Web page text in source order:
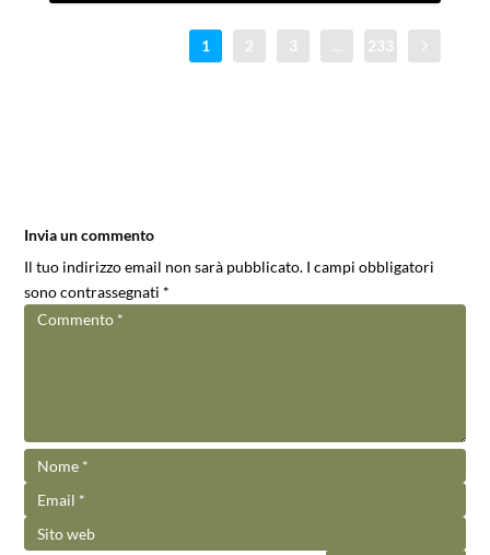
1 2 3 233
Invia un commento
Il tuo indirizzo email non sarà pubblicato. I campi obbligatori
sono contrassegnati *